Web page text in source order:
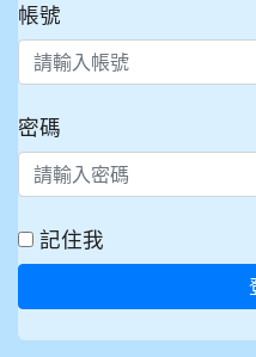
帳號
密碼
記住我